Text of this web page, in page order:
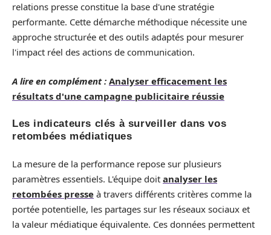
relations presse constitue la base d'une stratégie
performante. Cette démarche méthodique nécessite une
approche structurée et des outils adaptés pour mesurer
l'impact réel des actions de communication.
A lire en complément : Analyser efficacement les
résultats d'une campagne publicitaire réussie
Les indicateurs clés à surveiller dans vos
retombées médiatiques
La mesure de la performance repose sur plusieurs
paramètres essentiels. L'équipe doit analyser les
retombées presse à travers différents critères comme la
portée potentielle, les partages sur les réseaux sociaux et
la valeur médiatique équivalente. Ces données permettent